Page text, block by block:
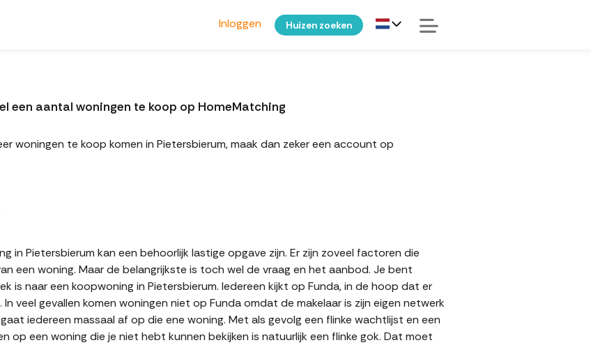
Inloggen Huizen zoeken
een aantal woningen te koop op HomeMatching
woningen te koop komen in Pietersbierum, maak dan zeker een account op
in Pietersbierum kan een behoorlijk lastige opgave zijn. Er zijn zoveel factoren die
een woning. Maar de belangrijkste is toch wel de vraag en het aanbod. Je bent
is naar een koopwoning in Pietersbierum. Iedereen kijkt op Funda, in de hoop dat er
veel gevallen komen woningen niet op Funda omdat de makelaar is zijn eigen netwerk
iedereen massaal af op die ene woning. Met als gevolg een flinke wachtlijst en een
op een woning die je niet hebt kunnen bekijken is natuurlijk een flinke gok. Dat moet